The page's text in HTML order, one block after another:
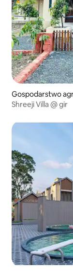
Gospodarstwo
Shreeji Villa @ gir